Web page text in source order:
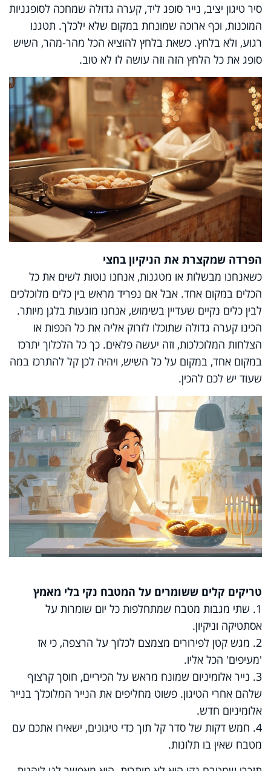
סיר טיגון יציב, נייר סופג ליד, קערה גדולה שמחכה לסופגניות
המוכנות, וכף ארוכה שמונחת במקום שלא ילכלך. תטגנו
רגוע, ולא בלחץ. כשאת בלחץ להוציא הכל מהר-מהר, השיש
סופג את כל הלחץ הזה וזה עושה לו לא טוב.
הפרדה שמקצרת את הניקיון בחצי
כשאנחנו מבשלות או מטגנות, אנחנו נוטות לשים את כל
הכלים במקום אחד. אבל אם נפריד מראש בין כלים מלוכלכים
לבין כלים נקיים שעדיין בשימוש, אנחנו מונעות בלגן מיותר.
הכינו קערה גדולה שתוכלו לזרוק אליה את כל הכפות או
הצלחות המלוכלכות, וזה יעשה פלאים. כך כל הלכלוך יתרכז
במקום אחד, במקום על כל השיש, ויהיה לכן קל להתרכז במה
שעוד יש לכם להכין.
טריקים קלים ששומרים על המטבח נקי בלי מאמץ
1. שתי מגבות מטבח שמתחלפות כל יום שומרות על
אסתטיקה וניקיון.
2. מגש קטן לפירורים מצמצם לכלוך על הרצפה, כי אז
'מעיפים' הכל אליו.
3. נייר אלומיניום שמונח מראש על הכיריים, חוסך קרצוף
שלהם אחרי הטיגון. פשוט מחליפים את הנייר המלוכלך בנייר
אלומיניום חדש.
4. חמש דקות של סדר קל תוך כדי טיגונים, ישאירו אתכם עם
מטבח שאין בו תלונות.